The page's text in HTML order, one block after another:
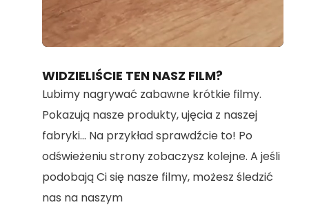
Unmute Loaded:
100.00%
WIDZIELIŚCIE TEN NASZ FILM?
Lubimy nagrywać zabawne krótkie filmy.
Pokazują nasze produkty, ujęcia z naszej
fabryki... Na przykład sprawdźcie to! Po
odświeżeniu strony zobaczysz kolejne. A jeśli
podobają Ci się nasze filmy, możesz śledzić
nas na naszym